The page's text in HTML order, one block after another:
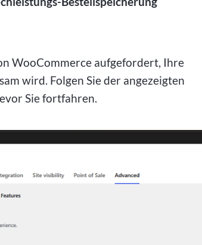
WooCommerce aufgefordert, Ihre
wird. Folgen Sie der angezeigten
Sie fortfahren.